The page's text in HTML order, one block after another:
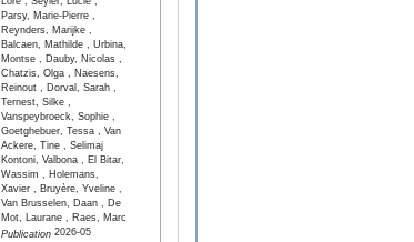
Parsy, Marie-Pierre ,
Reynders, Marijke ,
Balcaen, Mathilde , Urbina,
Montse , Dauby, Nicolas ,
Chatzis, Olga , Naesens,
Reinout , Dorval, Sarah ,
Ternest, Silke ,
Vanspeybroeck, Sophie ,
Goetghebuer, Tessa , Van
Ackere, Tine , Selimaj
Kontoni, Valbona , El Bitar,
Wassim , Holemans,
Xavier , Bruyère, Yveline ,
Van Brusselen, Daan , De
Mot, Laurane , Raes, Marc
Publication2026-05